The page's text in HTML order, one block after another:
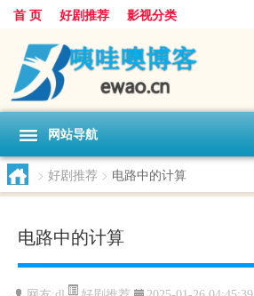
首 页 好剧推荐 影视分类
网站导航
> 好剧推荐 > 电路中的计算
电路中的计算